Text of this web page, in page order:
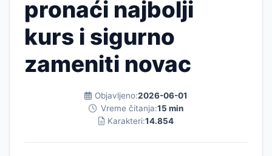
pronaći najbolji
kurs i sigurno
zameniti novac
Objavljeno:2026-06-01
Vreme čitanja:15 min
Karakteri:14.854